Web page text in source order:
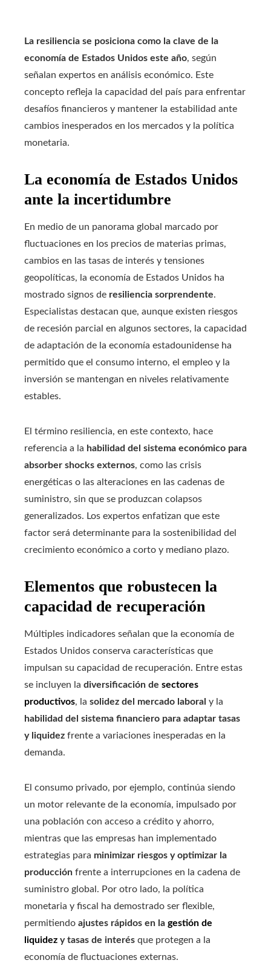
La resiliencia se posiciona como la clave de la
economía de Estados Unidos este año, según
señalan expertos en análisis económico. Este
concepto refleja la capacidad del país para enfrentar
desafíos financieros y mantener la estabilidad ante
cambios inesperados en los mercados y la política
monetaria.
La economía de Estados Unidos
ante la incertidumbre
En medio de un panorama global marcado por
fluctuaciones en los precios de materias primas,
cambios en las tasas de interés y tensiones
geopolíticas, la economía de Estados Unidos ha
mostrado signos de resiliencia sorprendente.
Especialistas destacan que, aunque existen riesgos
de recesión parcial en algunos sectores, la capacidad
de adaptación de la economía estadounidense ha
permitido que el consumo interno, el empleo y la
inversión se mantengan en niveles relativamente
estables.
El término resiliencia, en este contexto, hace
referencia a la habilidad del sistema económico para
absorber shocks externos, como las crisis
energéticas o las alteraciones en las cadenas de
suministro, sin que se produzcan colapsos
generalizados. Los expertos enfatizan que este
factor será determinante para la sostenibilidad del
crecimiento económico a corto y mediano plazo.
Elementos que robustecen la
capacidad de recuperación
Múltiples indicadores señalan que la economía de
Estados Unidos conserva características que
impulsan su capacidad de recuperación. Entre estas
se incluyen la diversificación de sectores
productivos, la solidez del mercado laboral y la
habilidad del sistema financiero para adaptar tasas
y liquidez frente a variaciones inesperadas en la
demanda.
El consumo privado, por ejemplo, continúa siendo
un motor relevante de la economía, impulsado por
una población con acceso a crédito y ahorro,
mientras que las empresas han implementado
estrategias para minimizar riesgos y optimizar la
producción frente a interrupciones en la cadena de
suministro global. Por otro lado, la política
monetaria y fiscal ha demostrado ser flexible,
permitiendo ajustes rápidos en la gestión de
liquidez y tasas de interés que protegen a la
economía de fluctuaciones externas.